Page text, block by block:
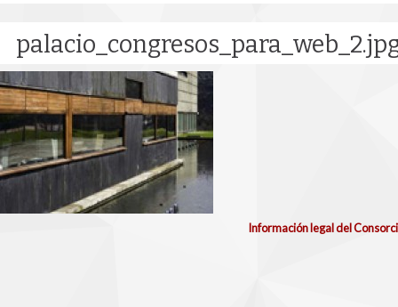
Información legal del